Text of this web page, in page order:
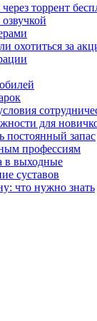
торрент
охотиться за
для
постоянный запас
профессиям
в выходные
суставов
что нужно знать